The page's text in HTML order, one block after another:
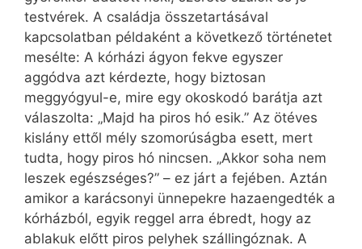
testvérek. A családja összetartásával
kapcsolatban példaként a következő történetet
mesélte: A kórházi ágyon fekve egyszer
aggódva azt kérdezte, hogy biztosan
meggyógyul-e, mire egy okoskodó barátja azt
válaszolta: „Majd ha piros hó esik.” Az ötéves
kislány ettől mély szomorúságba esett, mert
tudta, hogy piros hó nincsen. „Akkor soha nem
leszek egészséges?” – ez járt a fejében. Aztán
amikor a karácsonyi ünnepekre hazaengedték a
kórházból, egyik reggel arra ébredt, hogy az
ablakuk előtt piros pelyhek szállingóznak. A